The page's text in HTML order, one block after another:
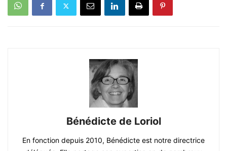
Bénédicte de Loriol
En fonction depuis 2010, Bénédicte est notre directrice